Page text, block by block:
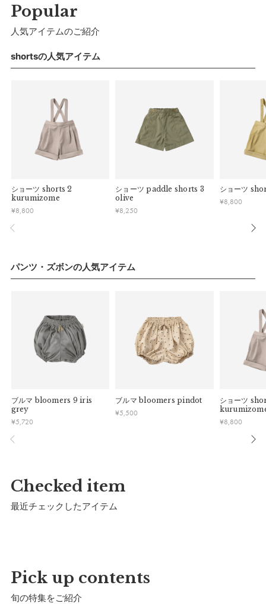
モデル: 2歳4か月／1歳11か月、86cｍ／3歳1か月、97cｍ
パッケージ
マールマールオリジナルパッケージでお届けいたし
a：ウエストゴム上がり
※推奨年齢は個人差がございますので、実寸を参考にしてくだ
さい。
す。
午前9時以降のご注文は、【翌営業日】の発送となります。
・土日祝日および当社長期休業日（年末年始・ゴールデンウィ
きます。
・ご注文内容に確認すべき内容がある場合については発送日が
遅れる可能性があるため、あらかじめご了承ください。
している場合お断りさせていただきます。
・お客様のイメージ違いによる返品は受け付けしかねます。
・刺しゅうを入れた商品、ラッピング商材は、返品・交換はで
・ご不明点などございましたらお気軽にお問い合わせくださ
い。
Popular
人気アイテムのご紹介
shortsの人気アイテム
ショーツ shorts 2
kurumizome
¥8,800
ショーツ paddle shorts 3
olive
¥8,250
ショーツ
¥8,800
パンツ・ズボンの人気アイテム
ブルマ bloomers 9 iris
grey
¥5,720
ブルマ bloomers pindot
¥5,500
ショーツ
¥8,800
Checked item
最近チェックしたアイテム
Pick up contents
旬の特集をご紹介